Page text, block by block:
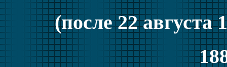
(после 22